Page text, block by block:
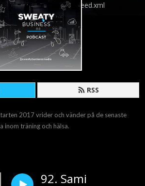
sweatybusiness/feed.xml
RSS
2017 vrider och vänder på de senaste
inom träning och hälsa.
92. Sami